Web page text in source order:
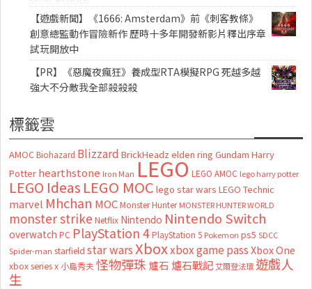
【遊戲新聞】《1666: Amsterdam》前《刺客教條》
創意總監動作冒險新作 歷時十多年開發新影片釋出序章
試玩開放中
【PR】《惡魔夜瘋狂》養成型RTA模擬RPG 死越多越
強大不分敵我全部殺殺殺
標籤雲
AMOC Biohazard Blizzard BrickHeadz elden ring Gundam Harry
Potter hearthstone Iron Man LEGO LEGO AMOC lego harry potter
LEGO Ideas LEGO MOC lego star wars LEGO Technic
marvel Mhchan MOC Monster Hunter MONSTER HUNTER WORLD
monster strike Netflix Nintendo Nintendo Switch
overwatch PC PlayStation 4 PlayStation 5 Pokemon ps5 SDCC
Spider-man starfield star wars Xboxxbox game passXbox One
xbox series x 小島秀夫怪物彈珠 爐石 爐石戰記艾爾登法環 遊戲人
生